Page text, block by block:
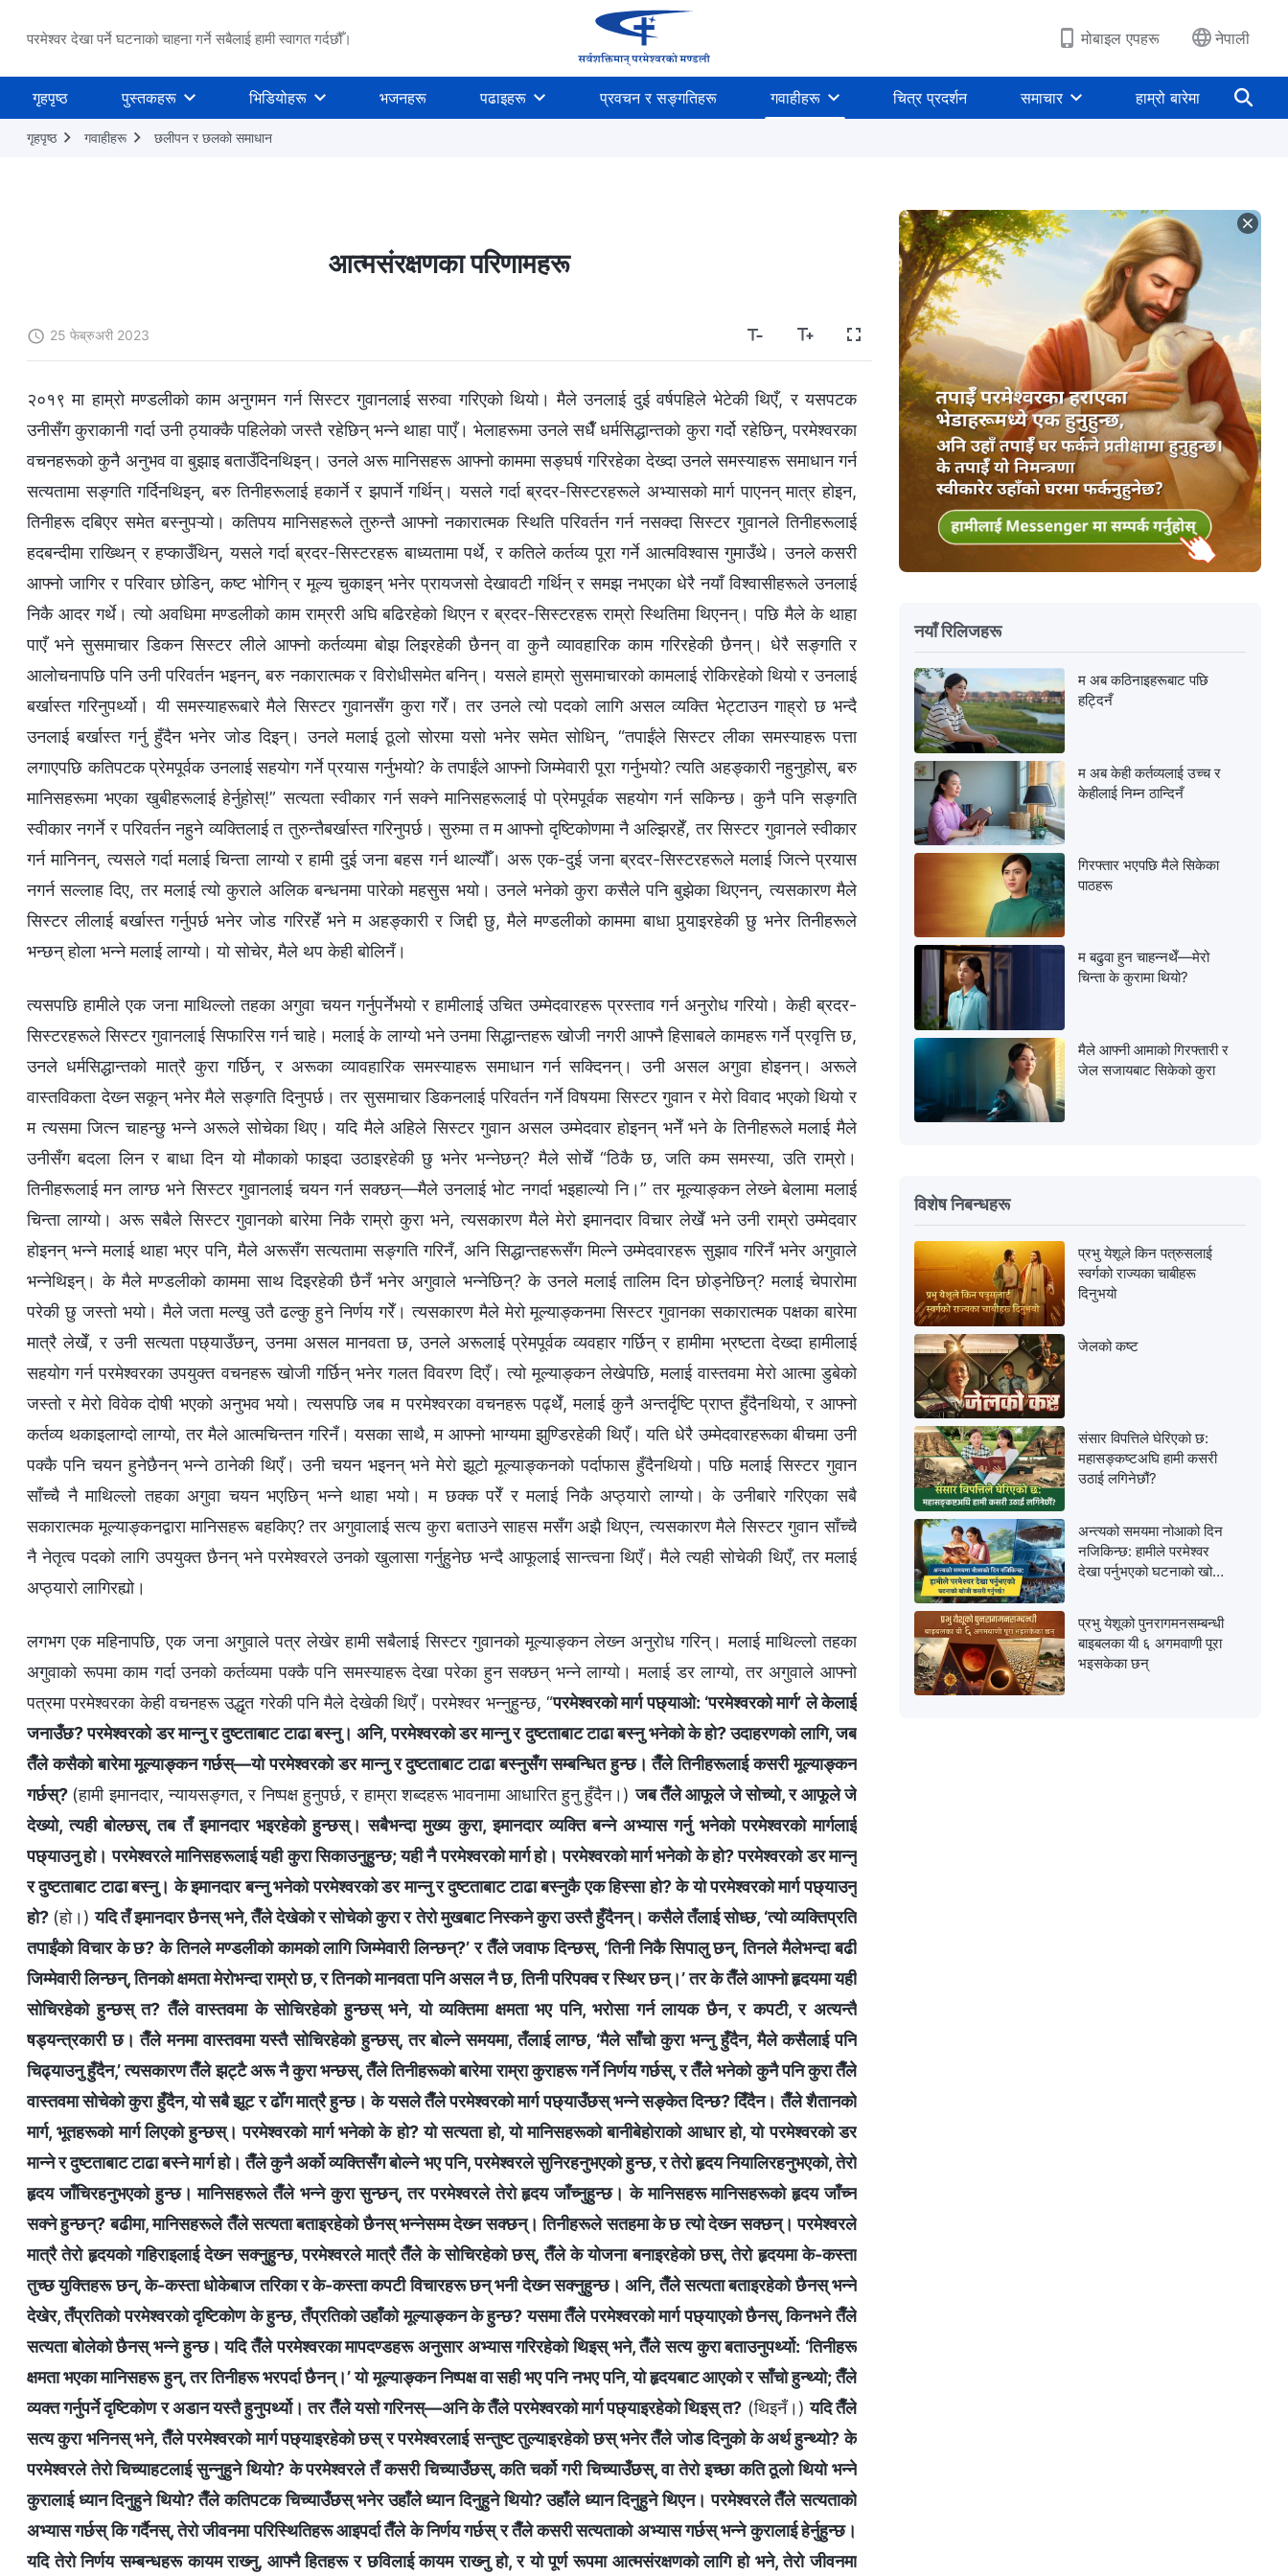
परमेश्वर देखा पर्ने घटनाको चाहना गर्ने सबैलाई हामी स्वागत गर्दछौँ। मोबाइल एपहरू नेपाली
गृहपृष्ठ पुस्तकहरू भिडियोहरू भजनहरू पढाइहरू प्रवचन र सङ्गतिहरू गवाहीहरू चित्र प्रदर्शन समाचार हाम्रो बारेमा
गृहपृष्ठ गवाहीहरू छलीपन र छलको समाधान
आत्मसंरक्षणका परिणामहरू
25 फेब्रुअरी 2023
२०१९ मा हाम्रो मण्डलीको काम अनुगमन गर्न सिस्टर गुवानलाई सरुवा गरिएको थियो। मैले उनलाई दुई वर्षपहिले भेटेकी थिएँ, र यसपटक
उनीसँग कुराकानी गर्दा उनी ठ्याक्‍कै पहिलेको जस्तै रहेछिन् भन्‍ने थाहा पाएँ। भेलाहरूमा उनले सधैँ धर्मसिद्धान्तको कुरा गर्दो रहेछिन्, परमेश्‍वरका
वचनहरूको कुनै अनुभव वा बुझाइ बताउँदिनथिइन्। उनले अरू मानिसहरू आफ्‍नो काममा सङ्घर्ष गरिरहेका देख्दा उनले समस्याहरू समाधान गर्न
सत्यतामा सङ्गति गर्दिनथिइन्, बरु तिनीहरूलाई हकार्ने र झपार्ने गर्थिन्। यसले गर्दा ब्रदर-सिस्टरहरूले अभ्यासको मार्ग पाएनन् मात्र होइन,
तिनीहरू दबिएर समेत बस्नुपऱ्यो। कतिपय मानिसहरूले तुरुन्तै आफ्‍नो नकारात्मक स्थिति परिवर्तन गर्न नसक्दा सिस्टर गुवानले तिनीहरूलाई
हदबन्दीमा राख्थिन् र हप्काउँथिन्, यसले गर्दा ब्रदर-सिस्टरहरू बाध्यतामा पर्थे, र कतिले कर्तव्य पूरा गर्ने आत्मविश्‍वास गुमाउँथे। उनले कसरी
आफ्‍नो जागिर र परिवार छोडिन्, कष्ट भोगिन् र मूल्य चुकाइन् भनेर प्रायजसो देखावटी गर्थिन् र समझ नभएका धेरै नयाँ विश्‍वासीहरूले उनलाई
निकै आदर गर्थे। त्यो अवधिमा मण्डलीको काम राम्ररी अघि बढिरहेको थिएन र ब्रदर-सिस्टरहरू राम्रो स्थितिमा थिएनन्। पछि मैले के थाहा
पाएँ भने सुसमाचार डिकन सिस्टर लीले आफ्‍नो कर्तव्यमा बोझ लिइरहेकी छैनन् वा कुनै व्यावहारिक काम गरिरहेकी छैनन्। धेरै सङ्गति र
आलोचनापछि पनि उनी परिवर्तन भइनन्, बरु नकारात्मक र विरोधीसमेत बनिन्। यसले हाम्रो सुसमाचारको कामलाई रोकिरहेको थियो र उनलाई
बर्खास्त गरिनुपर्थ्यो। यी समस्याहरूबारे मैले सिस्टर गुवानसँग कुरा गरेँ। तर उनले त्यो पदको लागि असल व्यक्ति भेट्टाउन गाह्रो छ भन्दै
उनलाई बर्खास्त गर्नु हुँदैन भनेर जोड दिइन्। उनले मलाई ठूलो सोरमा यसो भनेर समेत सोधिन्, “तपाईंले सिस्टर लीका समस्याहरू पत्ता
लगाएपछि कतिपटक प्रेमपूर्वक उनलाई सहयोग गर्ने प्रयास गर्नुभयो? के तपाईंले आफ्‍नो जिम्‍मेवारी पूरा गर्नुभयो? त्यति अहङ्कारी नहुनुहोस्, बरु
मानिसहरूमा भएका खुबीहरूलाई हेर्नुहोस्!” सत्यता स्वीकार गर्न सक्‍ने मानिसहरूलाई पो प्रेमपूर्वक सहयोग गर्न सकिन्छ। कुनै पनि सङ्गति
स्वीकार नगर्ने र परिवर्तन नहुने व्यक्तिलाई त तुरुन्तैबर्खास्त गरिनुपर्छ। सुरुमा त म आफ्‍नो दृष्टिकोणमा नै अल्झिरहेँ, तर सिस्टर गुवानले स्वीकार
गर्न मानिनन्, त्यसले गर्दा मलाई चिन्ता लाग्यो र हामी दुई जना बहस गर्न थाल्यौँ। अरू एक-दुई जना ब्रदर-सिस्टरहरूले मलाई जित्ने प्रयास
नगर्न सल्‍लाह दिए, तर मलाई त्यो कुराले अलिक बन्धनमा पारेको महसुस भयो। उनले भनेको कुरा कसैले पनि बुझेका थिएनन्, त्यसकारण मैले
सिस्टर लीलाई बर्खास्त गर्नुपर्छ भनेर जोड गरिरहेँ भने म अहङ्कारी र जिद्दी छु, मैले मण्डलीको काममा बाधा पुर्‍याइरहेकी छु भनेर तिनीहरूले
भन्छन् होला भन्‍ने मलाई लाग्यो। यो सोचेर, मैले थप केही बोलिनँ।
त्यसपछि हामीले एक जना माथिल्‍लो तहका अगुवा चयन गर्नुपर्नेभयो र हामीलाई उचित उम्मेदवारहरू प्रस्ताव गर्न अनुरोध गरियो। केही ब्रदर-
सिस्टरहरूले सिस्टर गुवानलाई सिफारिस गर्न चाहे। मलाई के लाग्यो भने उनमा सिद्धान्तहरू खोजी नगरी आफ्‍नै हिसाबले कामहरू गर्ने प्रवृत्ति छ,
उनले धर्मसिद्धान्तको मात्रै कुरा गर्छिन्, र अरूका व्यावहारिक समस्याहरू समाधान गर्न सक्दिनन्। उनी असल अगुवा होइनन्। अरूले
वास्तविकता देख्‍न सकून् भनेर मैले सङ्गति दिनुपर्छ। तर सुसमाचार डिकनलाई परिवर्तन गर्ने विषयमा सिस्टर गुवान र मेरो विवाद भएको थियो र
म त्यसमा जित्‍न चाहन्छु भन्‍ने अरूले सोचेका थिए। यदि मैले अहिले सिस्टर गुवान असल उम्मेदवार होइनन् भनेँ भने के तिनीहरूले मलाई मैले
उनीसँग बदला लिन र बाधा दिन यो मौकाको फाइदा उठाइरहेकी छु भनेर भन्‍नेछन्? मैले सोचेँ “ठिकै छ, जति कम समस्या, उति राम्रो।
तिनीहरूलाई मन लाग्छ भने सिस्टर गुवानलाई चयन गर्न सक्छन्—मैले उनलाई भोट नगर्दा भइहाल्यो नि।” तर मूल्याङ्कन लेख्‍ने बेलामा मलाई
चिन्ता लाग्यो। अरू सबैले सिस्टर गुवानको बारेमा निकै राम्रो कुरा भने, त्यसकारण मैले मेरो इमानदार विचार लेखेँ भने उनी राम्रो उम्मेदवार
होइनन् भन्‍ने मलाई थाहा भएर पनि, मैले अरूसँग सत्यतामा सङ्गति गरिनँ, अनि सिद्धान्तहरूसँग मिल्‍ने उम्मेदवारहरू सुझाव गरिनँ भनेर अगुवाले
भन्‍नेथिइन्। के मैले मण्डलीको काममा साथ दिइरहेकी छैनँ भनेर अगुवाले भन्‍नेछिन्? के उनले मलाई तालिम दिन छोड्नेछिन्? मलाई चेपारोमा
परेकी छु जस्तो भयो। मैले जता मल्खु उतै ढल्कु हुने निर्णय गरेँ। त्यसकारण मैले मेरो मूल्याङ्कनमा सिस्टर गुवानका सकारात्मक पक्षका बारेमा
मात्रै लेखेँ, र उनी सत्यता पछ्याउँछन्, उनमा असल मानवता छ, उनले अरूलाई प्रेमपूर्वक व्यवहार गर्छिन् र हामीमा भ्रष्टता देख्दा हामीलाई
सहयोग गर्न परमेश्‍वरका उपयुक्त वचनहरू खोजी गर्छिन् भनेर गलत विवरण दिएँ। त्यो मूल्याङ्कन लेखेपछि, मलाई वास्तवमा मेरो आत्मा डुबेको
जस्तो र मेरो विवेक दोषी भएको अनुभव भयो। त्यसपछि जब म परमेश्‍वरका वचनहरू पढ्थेँ, मलाई कुनै अन्तर्दृष्टि प्राप्त हुँदैनथियो, र आफ्नो
कर्तव्य थकाइलाग्दो लाग्यो, तर मैले आत्मचिन्तन गरिनँ। यसका साथै, म आफ्नो भाग्यमा झुण्डिरहेकी थिएँ। यति धेरै उम्मेदवारहरूका बीचमा उनी
पक्‍कै पनि चयन हुनेछैनन् भन्ने ठानेकी थिएँ। उनी चयन भइनन् भने मेरो झूटो मूल्याङ्कनको पर्दाफास हुँदैनथियो। पछि मलाई सिस्टर गुवान
साँच्‍चै नै माथिल्‍लो तहका अगुवा चयन भएछिन् भन्‍ने थाहा भयो। म छक्क परेँ र मलाई निकै अप्ठ्यारो लाग्यो। के उनीबारे गरिएका सबै
सकारात्मक मूल्याङ्कनद्वारा मानिसहरू बहकिए? तर अगुवालाई सत्य कुरा बताउने साहस मसँग अझै थिएन, त्यसकारण मैले सिस्टर गुवान साँच्‍चै
नै नेतृत्व पदको लागि उपयुक्त छैनन् भने परमेश्‍वरले उनको खुलासा गर्नुहुनेछ भन्दै आफूलाई सान्त्वना थिएँ। मैले त्यही सोचेकी थिएँ, तर मलाई
अप्ठ्यारो लागिरह्यो।
लगभग एक महिनापछि, एक जना अगुवाले पत्र लेखेर हामी सबैलाई सिस्टर गुवानको मूल्याङ्कन लेख्‍न अनुरोध गरिन्। मलाई माथिल्‍लो तहका
अगुवाको रूपमा काम गर्दा उनको कर्तव्यमा पक्‍कै पनि समस्याहरू देखा परेका हुन सक्छन् भन्‍ने लाग्यो। मलाई डर लाग्यो, तर अगुवाले आफ्‍नो
पत्रमा परमेश्‍वरका केही वचनहरू उद्धृत गरेकी पनि मैले देखेकी थिएँ। परमेश्‍वर भन्नुहुन्छ, “परमेश्‍वरको मार्ग पछ्याओ: ‘परमेश्‍वरको मार्ग’ ले केलाई
जनाउँछ? परमेश्‍वरको डर मान्‍नु र दुष्टताबाट टाढा बस्‍नु। अनि, परमेश्‍वरको डर मान्‍नु र दुष्टताबाट टाढा बस्‍नु भनेको के हो? उदाहरणको लागि, जब
तैँले कसैको बारेमा मूल्याङ्कन गर्छस्—यो परमेश्‍वरको डर मान्‍नु र दुष्टताबाट टाढा बस्‍नुसँग सम्‍बन्धित हुन्छ। तैँले तिनीहरूलाई कसरी मूल्याङ्कन
गर्छस्? (हामी इमानदार, न्यायसङ्गत, र निष्पक्ष हुनुपर्छ, र हाम्रा शब्‍दहरू भावनामा आधारित हुनु हुँदैन।)जब तैँले आफूले जे सोच्यो, र आफूले जे
देख्यो, त्यही बोल्छस्, तब तँ इमानदार भइरहेको हुन्छस्। सबैभन्दा मुख्य कुरा, इमानदार व्यक्ति बन्‍ने अभ्यास गर्नु भनेको परमेश्‍वरको मार्गलाई
पछ्याउनु हो। परमेश्‍वरले मानिसहरूलाई यही कुरा सिकाउनुहुन्छ; यही नै परमेश्‍वरको मार्ग हो। परमेश्‍वरको मार्ग भनेको के हो? परमेश्‍वरको डर मान्‍नु
र दुष्टताबाट टाढा बस्‍नु। के इमानदार बन्‍नु भनेको परमेश्‍वरको डर मान्‍नु र दुष्टताबाट टाढा बस्‍नुकै एक हिस्सा हो? के यो परमेश्‍वरको मार्ग पछ्याउनु
हो? (हो।)यदि तँ इमानदार छैनस् भने, तैँले देखेको र सोचेको कुरा र तेरो मुखबाट निस्कने कुरा उस्तै हुँदैनन्। कसैले तँलाई सोध्छ, ‘त्यो व्यक्तिप्रति
तपाईंको विचार के छ? के तिनले मण्डलीको कामको लागि जिम्‍मेवारी लिन्छन्?’ र तैँले जवाफ दिन्छस्, ‘तिनी निकै सिपालु छन्, तिनले मैलेभन्दा बढी
जिम्‍मेवारी लिन्छन्, तिनको क्षमता मेरोभन्दा राम्रो छ, र तिनको मानवता पनि असल नै छ, तिनी परिपक्‍व र स्थिर छन्।’ तर के तैँले आफ्‍नो हृदयमा यही
सोचिरहेको हुन्छस् त? तैँले वास्तवमा के सोचिरहेको हुन्छस् भने, यो व्यक्तिमा क्षमता भए पनि, भरोसा गर्न लायक छैन, र कपटी, र अत्यन्तै
षड्यन्त्रकारी छ। तैँले मनमा वास्तवमा यस्तै सोचिरहेको हुन्छस्, तर बोल्‍ने समयमा, तँलाई लाग्छ, ‘मैले साँचो कुरा भन्‍नु हुँदैन, मैले कसैलाई पनि
चिढ्याउनु हुँदैन,’ त्यसकारण तैँले झट्टै अरू नै कुरा भन्छस्, तैँले तिनीहरूको बारेमा राम्रा कुराहरू गर्ने निर्णय गर्छस्, र तैँले भनेको कुनै पनि कुरा तैँले
वास्तवमा सोचेको कुरा हुँदैन, यो सबै झूट र ढोँग मात्रै हुन्छ। के यसले तैँले परमेश्‍वरको मार्ग पछ्याउँछस् भन्‍ने सङ्केत दिन्छ? दिँदैन। तैँले शैतानको
मार्ग, भूतहरूको मार्ग लिएको हुन्छस्। परमेश्‍वरको मार्ग भनेको के हो? यो सत्यता हो, यो मानिसहरूको बानीबेहोराको आधार हो, यो परमेश्‍वरको डर
मान्ने र दुष्टताबाट टाढा बस्‍ने मार्ग हो। तैँले कुनै अर्को व्यक्तिसँग बोल्‍ने भए पनि, परमेश्‍वरले सुनिरहनुभएको हुन्छ, र तेरो हृदय नियालिरहनुभएको, तेरो
हृदय जाँचिरहनुभएको हुन्छ। मानिसहरूले तैँले भन्‍ने कुरा सुन्छन्, तर परमेश्‍वरले तेरो हृदय जाँच्‍नुहुन्छ। के मानिसहरू मानिसहरूको हृदय जाँच्‍न
सक्‍ने हुन्छन्? बढीमा, मानिसहरूले तैँले सत्यता बताइरहेको छैनस् भन्‍नेसम्‍म देख्‍न सक्छन्। तिनीहरूले सतहमा के छ त्यो देख्‍न सक्छन्। परमेश्‍वरले
मात्रै तेरो हृदयको गहिराइलाई देख्‍न सक्‍नुहुन्छ, परमेश्‍वरले मात्रै तैँले के सोचिरहेको छस्, तैँले के योजना बनाइरहेको छस्, तेरो हृदयमा के-कस्ता
तुच्छ युक्तिहरू छन्, के-कस्ता धोकेबाज तरिका र के-कस्ता कपटी विचारहरू छन् भनी देख्‍न सक्‍नुहुन्छ। अनि, तैँले सत्यता बताइरहेको छैनस् भन्‍ने
देखेर, तँप्रतिको परमेश्‍वरको दृष्टिकोण के हुन्छ, तँप्रतिको उहाँको मूल्याङ्कन के हुन्छ? यसमा तैँले परमेश्‍वरको मार्ग पछ्याएको छैनस्, किनभने तैँले
सत्यता बोलेको छैनस् भन्‍ने हुन्छ। यदि तैँले परमेश्‍वरका मापदण्डहरू अनुसार अभ्यास गरिरहेको थिइस् भने, तैँले सत्य कुरा बताउनुपर्थ्यो: ‘तिनीहरू
क्षमता भएका मानिसहरू हुन्, तर तिनीहरू भरपर्दा छैनन्।’ यो मूल्याङ्कन निष्पक्ष वा सही भए पनि नभए पनि, यो हृदयबाट आएको र साँचो हुन्थ्यो; तैँले
व्यक्त गर्नुपर्ने दृष्टिकोण र अडान यस्तै हुनुपर्थ्यो। तर तैँले यसो गरिनस्—अनि के तैँले परमेश्‍वरको मार्ग पछ्याइरहेको थिइस् त? (थिइनँ।)यदि तैँले
सत्य कुरा भनिनस् भने, तैँले परमेश्‍वरको मार्ग पछ्याइरहेको छस् र परमेश्‍वरलाई सन्तुष्ट तुल्याइरहेको छस् भनेर तैँले जोड दिनुको के अर्थ हुन्थ्यो? के
परमेश्‍वरले तेरो चिच्याहटलाई सुन्‍नुहुने थियो? के परमेश्‍वरले तँ कसरी चिच्याउँछस्, कति चर्को गरी चिच्याउँछस्, वा तेरो इच्‍छा कति ठूलो थियो भन्‍ने
कुरालाई ध्यान दिनुहुने थियो? तैँले कतिपटक चिच्याउँछस् भनेर उहाँले ध्यान दिनुहुने थियो? उहाँले ध्यान दिनुहुने थिएन। परमेश्‍वरले तैँले सत्यताको
अभ्यास गर्छस् कि गर्दैनस्, तेरो जीवनमा परिस्थितिहरू आइपर्दा तैँले के निर्णय गर्छस् र तैँले कसरी सत्यताको अभ्यास गर्छस् भन्‍ने कुरालाई हेर्नुहुन्छ।
यदि तेरो निर्णय सम्‍बन्धहरू कायम राख्‍नु, आफ्‍नै हितहरू र छविलाई कायम राख्‍नु हो, र यो पूर्ण रूपमा आत्मसंरक्षणको लागि हो भने, तेरो जीवनमा
नयाँ रिलिजहरू
म अब कठिनाइहरूबाट पछि
हट्दिनँ
म अब केही कर्तव्यलाई उच्च र
केहीलाई निम्न ठान्दिनँ
गिरफ्तार भएपछि मैले सिकेका
पाठहरू
म बढुवा हुन चाहन्नथेँ—मेरो
चिन्ता के कुरामा थियो?
मैले आफ्नी आमाको गिरफ्तारी र
जेल सजायबाट सिकेको कुरा
विशेष निबन्धहरू
प्रभु येशूले किन पत्रुसलाई
स्वर्गको राज्यका चाबीहरू
दिनुभयो
जेलको कष्ट
संसार विपत्तिले घेरिएको छ:
महासङ्कष्टअघि हामी कसरी
उठाई लगिनेछौं?
अन्त्यको समयमा नोआको दिन
नजिकिन्छ: हामीले परमेश्‍वर
देखा पर्नुभएको घटनाको खोजी
प्रभु येशूको पुनरागमनसम्‍बन्धी
बाइबलका यी ६ अगमवाणी पूरा
भइसकेका छन्